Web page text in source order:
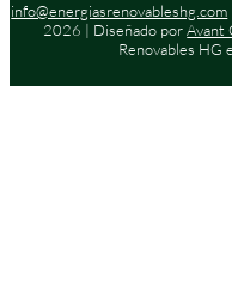
info@energiasrenovableshg.com
2026 | Diseñado porAvant
Renovables HG